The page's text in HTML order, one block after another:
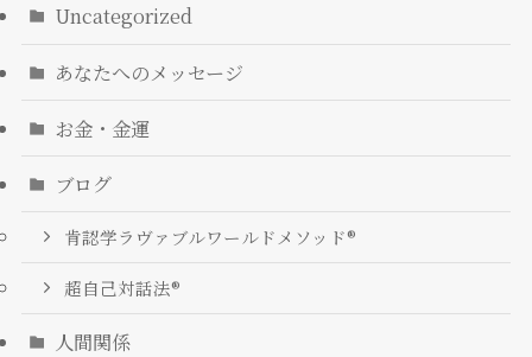
Uncategorized
あなたへのメッセージ
お金・金運
ブログ
肯認学ラヴァブルワールドメソッド®
超自己対話法®︎
人間関係